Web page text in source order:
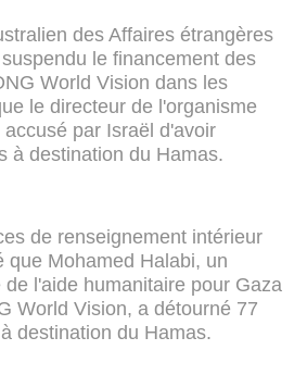
des Affaires étrangères
le financement des
World Vision dans les
le directeur de l'organisme
par Israël d'avoir
à destination du Hamas.
de renseignement intérieur
que Mohamed Halabi, un
l'aide humanitaire pour Gaza
World Vision, a détourné 77
destination du Hamas.